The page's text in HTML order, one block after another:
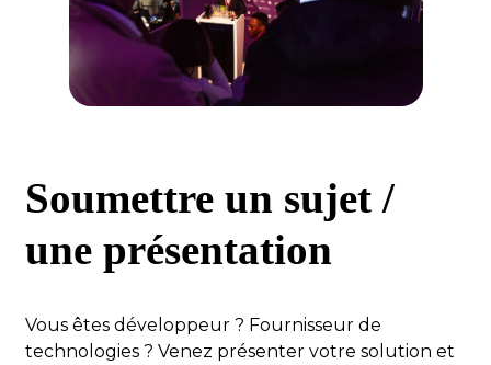
Soumettre un sujet /
une présentation
Vous êtes développeur ? Fournisseur de
technologies ? Venez présenter votre solution et